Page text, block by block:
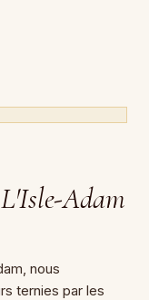
L'Isle-Adam
nous
ternies par les